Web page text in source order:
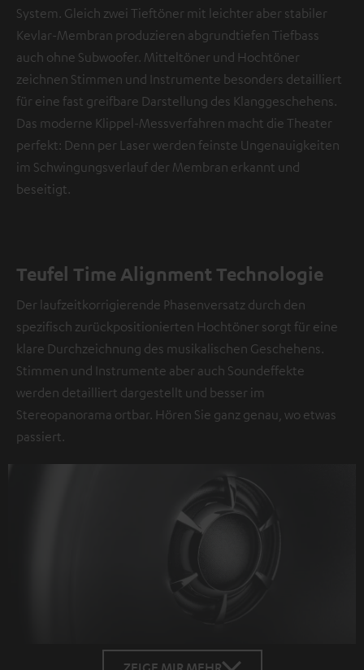
System. Gleich zwei Tieftöner mit leichter aber stabiler
Kevlar-Membran produzieren abgrundtiefen Tiefbass
auch ohne Subwoofer. Mitteltöner und Hochtöner
zeichnen Stimmen und Instrumente besonders detailliert
für eine fast greifbare Darstellung des Klanggeschehens.
Das moderne Klippel-Messverfahren macht die Theater
perfekt: Denn per Laser werden feinste Ungenauigkeiten
im Schwingungsverlauf der Membran erkannt und
beseitigt.
Teufel Time Alignment Technologie
Der laufzeitkorrigierende Phasenversatz durch den
spezifisch zurückpositionierten Hochtöner sorgt für eine
klare Durchzeichnung des musikalischen Geschehens.
Stimmen und Instrumente aber auch Soundeffekte
werden detailliert dargestellt und besser im
Stereopanorama ortbar. Hören Sie ganz genau, wo etwas
passiert.
ZEIGE MIR MEHR